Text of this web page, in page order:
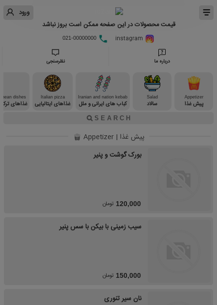
ورود
قیمت محصولات در این صفحه ممکن است بروز نباشد
021-00000000
درباره ما نظرسنجی
Appetizer
پیش غذا
Salad
سالاد
Iranian and nation kebab
کباب های ایرانی و ملل
Italian pizza
غذاهای ایتالیایی
dishes
غذاهای
پیش غذا | Appetizer
بورک گوشت و پنیر
120,000 تومان
سیب زمینی با بیکن با سس پنیر
150,000 تومان
نان سیر تنوری